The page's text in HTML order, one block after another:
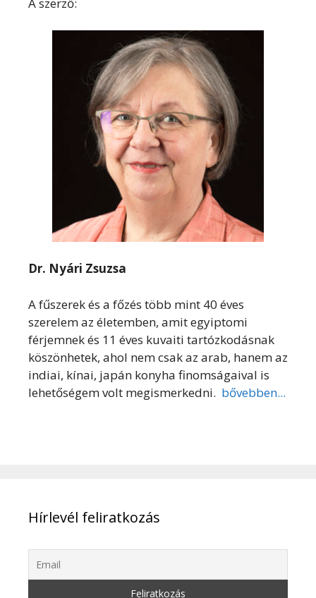
Dr. Nyári Zsuzsa
A fűszerek és a főzés több mint 40 éves
szerelem az életemben, amit egyiptomi
férjemnek és 11 éves kuvaiti tartózkodásnak
köszönhetek, ahol nem csak az arab, hanem az
indiai, kínai, japán konyha finomságaival is
lehetőségem volt megismerkedni. bővebben...
Hírlevél feliratkozás